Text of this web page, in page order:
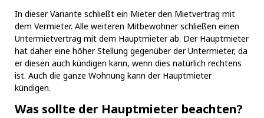
In dieser Variante schließt ein Mieter den Mietvertrag mit
dem Vermieter. Alle weiteren Mitbewohner schließen einen
Untermietvertrag mit dem Hauptmieter ab. Der Hauptmieter
hat daher eine höher Stellung gegenüber der Untermieter, da
er diesen auch kündigen kann, wenn dies natürlich rechtens
ist. Auch die ganze Wohnung kann der Hauptmieter
kündigen.
Was sollte der Hauptmieter beachten?